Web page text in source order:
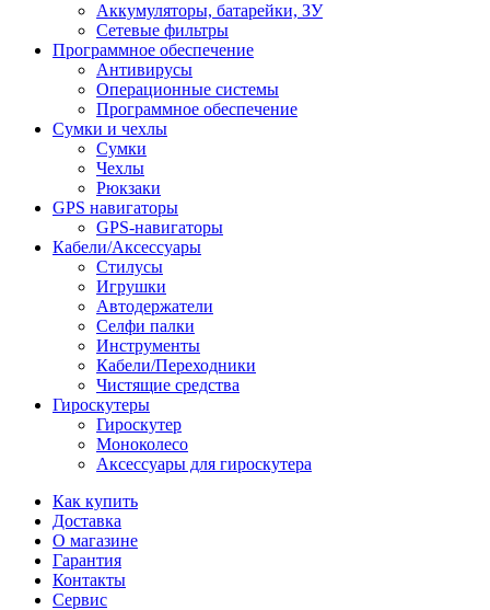
Аккумуляторы, батарейки, ЗУ
Сетевые фильтры
Программное обеспечение
Антивирусы
Операционные системы
Программное обеспечение
Сумки и чехлы
Сумки
Чехлы
Рюкзаки
GPS навигаторы
GPS-навигаторы
Кабели/Аксессуары
Стилусы
Игрушки
Автодержатели
Селфи палки
Инструменты
Кабели/Переходники
Чистящие средства
Гироскутеры
Гироскутер
Моноколесо
Аксессуары для гироскутера
Как купить
Доставка
О магазине
Гарантия
Контакты
Сервис